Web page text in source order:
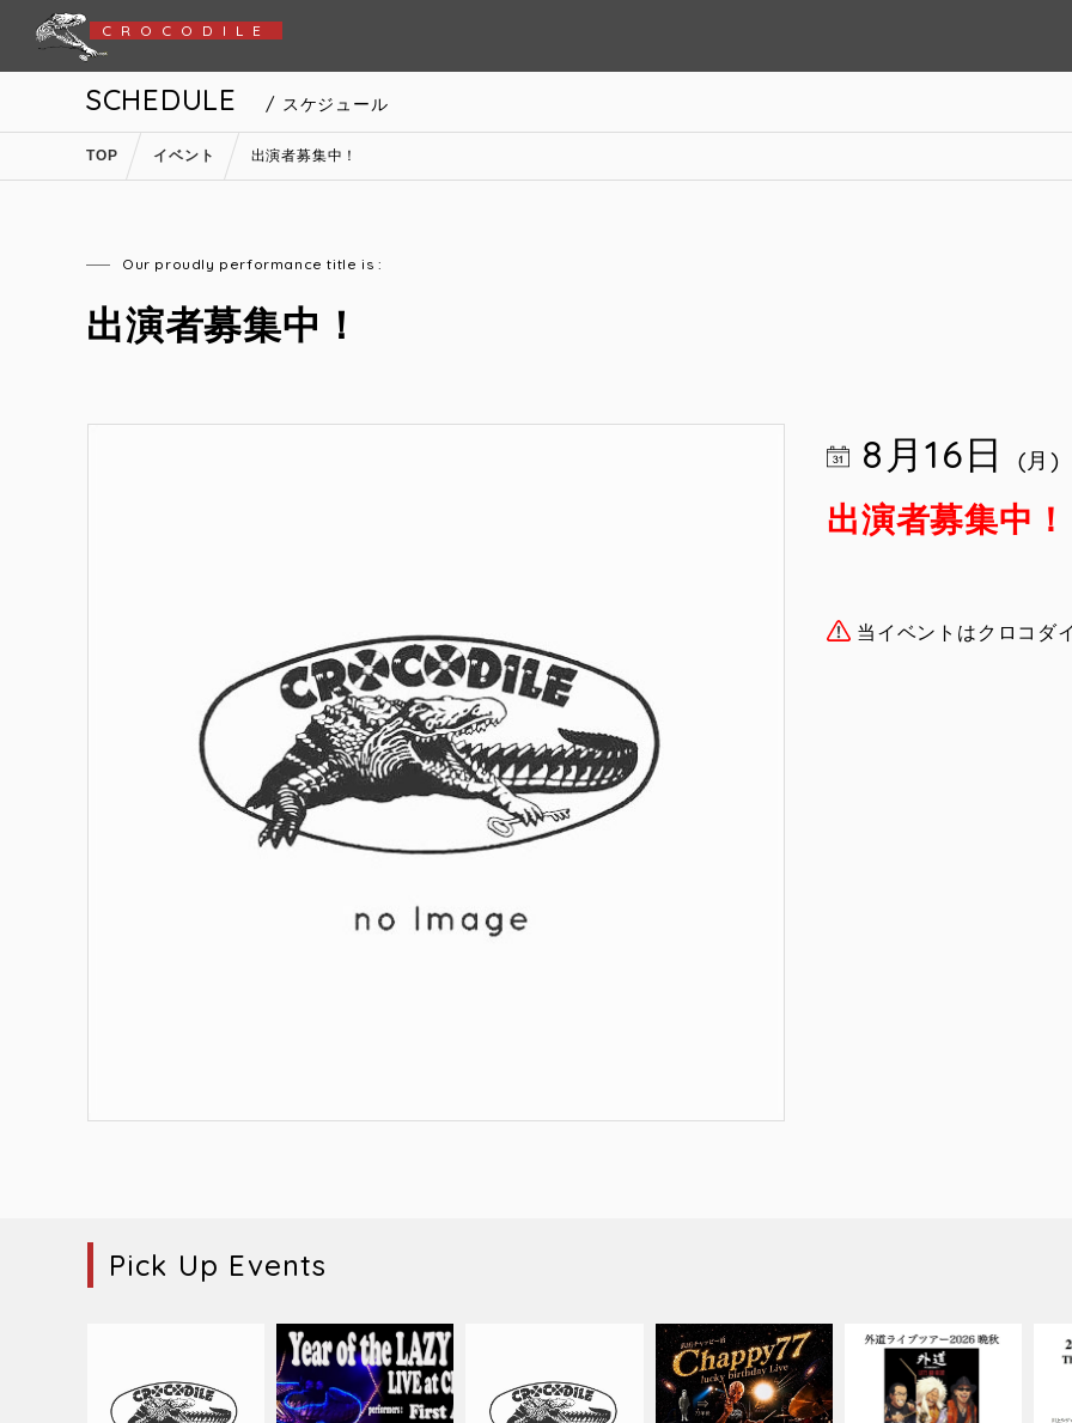
CROCODILE
SCHEDULE / スケジュール
TOP イベント 出演者募集中！
Our proudly performance title is :
出演者募集中！
8月16日 (月)
出演者募集中！
当イベントはクロコダ
Pick Up Events